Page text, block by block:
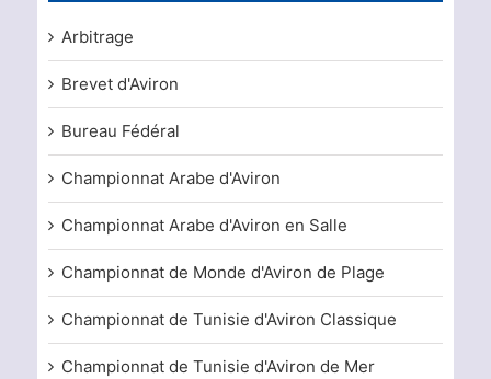
Arbitrage
Brevet d'Aviron
Bureau Fédéral
Championnat Arabe d'Aviron
Championnat Arabe d'Aviron en Salle
Championnat de Monde d'Aviron de Plage
Championnat de Tunisie d'Aviron Classique
Championnat de Tunisie d'Aviron de Mer